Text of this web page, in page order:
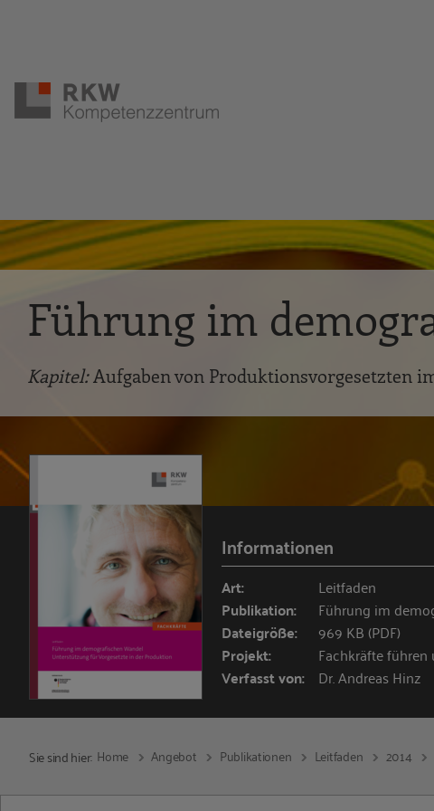
Führung im
Kapitel:Aufgaben von Produktionsvorgesetzten
Informationen
Art: Leitfaden
Publikation: Führung im
Dateigröße: 969 KB (PDF)
Projekt: Fachkräfte
Verfasst von: Dr. Andreas Hinz
Sie sind hier: Home Angebot Publikationen Leitfaden 2014